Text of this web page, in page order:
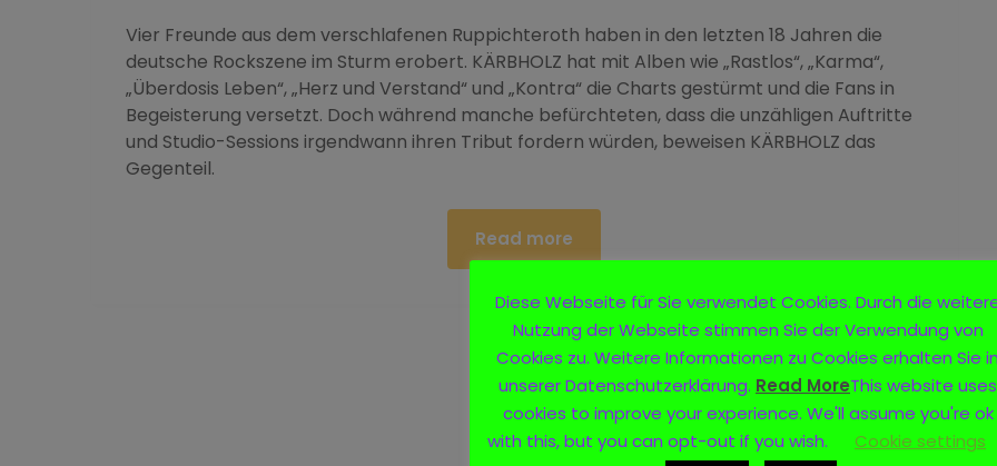
Vier Freunde aus dem verschlafenen Ruppichteroth haben in den letzten 18 Jahren die
deutsche Rockszene im Sturm erobert. KÄRBHOLZ hat mit Alben wie „Rastlos“, „Karma“,
„Überdosis Leben“, „Herz und Verstand“ und „Kontra“ die Charts gestürmt und die Fans in
Begeisterung versetzt. Doch während manche befürchteten, dass die unzähligen Auftritte
und Studio-Sessions irgendwann ihren Tribut fordern würden, beweisen KÄRBHOLZ das
Gegenteil.
Read more
Diese Webseite für Sie verwendet Cookies. Durch die
Nutzung der Webseite stimmen Sie der Verwendung von
Cookies zu. Weitere Informationen zu Cookies erhalten Sie
unserer Datenschutzerklärung. Read MoreThis website uses
cookies to improve your experience. We'll assume you're ok
with this, but you can opt-out if you wish.
Cookie settings